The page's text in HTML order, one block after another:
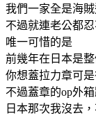
我們一家全是海
不過就連老公都
唯一可惜的是
前幾年在日本是
你想蓋拉力章可
不過蓋章的op外
日本那次我沒去